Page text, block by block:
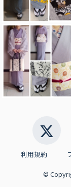
利用規約
©